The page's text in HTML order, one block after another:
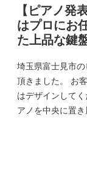
【ピアノ発
はプロにお
た上品な鍵
埼玉県富士見市
頂きました。 お
はデザインして
アノを中央に置